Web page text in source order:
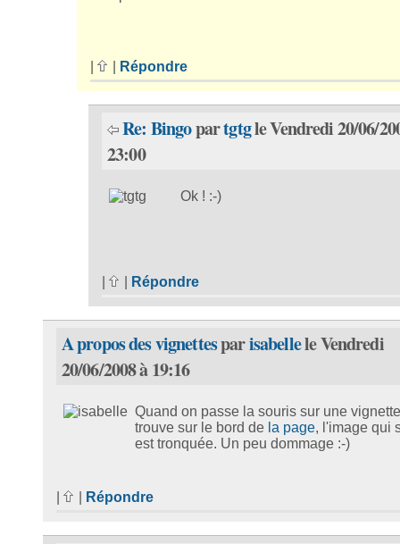
| Répondre
Re: Bingopartgtgle Vendredi 20/06/
23:00
Ok ! :-)
Répondre
A propos des vignettesparisabellele Vendredi
20/06/2008 à 19:16
Quand on passe la souris sur une
trouve sur le bord de la page, l'image qui
est tronquée. Un peu dommage :-)
Répondre